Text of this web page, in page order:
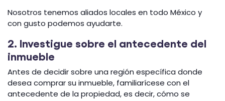
Nosotros tenemos aliados locales en todo México y
con gusto podemos ayudarte.
2. Investigue sobre el antecedente del
inmueble
Antes de decidir sobre una región específica donde
desea comprar su inmueble, familiarícese con el
antecedente de la propiedad, es decir, cómo se